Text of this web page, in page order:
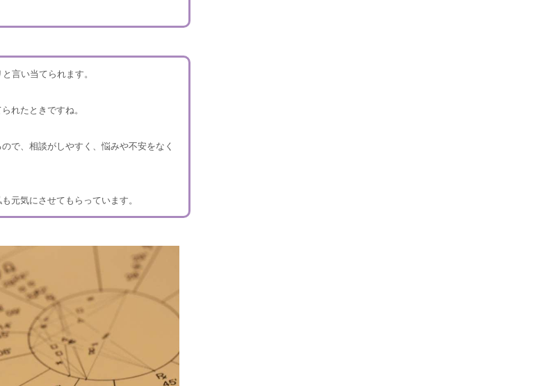
言い当てられます。
れたときですね。
で、相談がしやすく、悩みや不安をなく
元気にさせてもらっています。